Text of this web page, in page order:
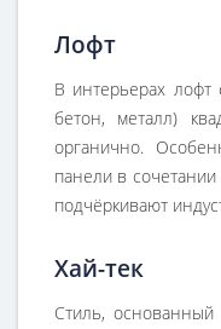
Лофт
В интерьерах лофт
бетон, металл)
органично.
панели в
подчёркивают
Хай-тек
Стиль,